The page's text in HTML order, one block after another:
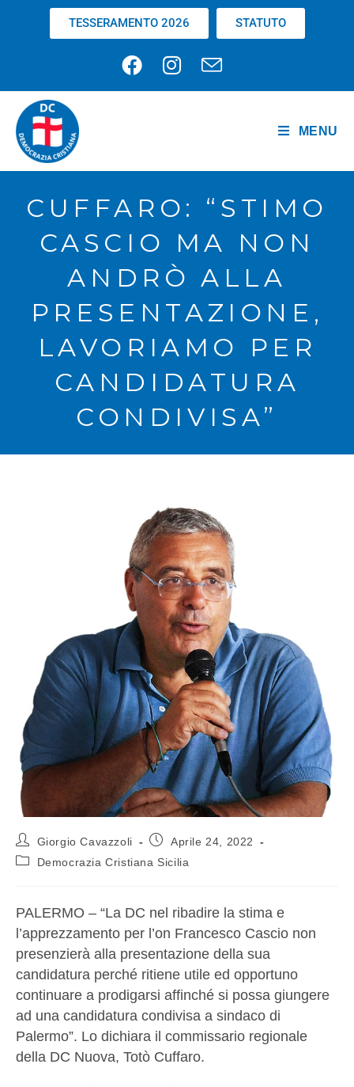
TESSERAMENTO 2026 STATUTO
MENU
CUFFARO: “STIMO
CASCIO MA NON
ANDRÒ ALLA
PRESENTAZIONE,
LAVORIAMO PER
CANDIDATURA
CONDIVISA”
Giorgio Cavazzoli
Aprile 24, 2022
Democrazia Cristiana Sicilia
PALERMO – “La DC nel ribadire la stima e
l’apprezzamento per l’on Francesco Cascio non
presenzierà alla presentazione della sua
candidatura perché ritiene utile ed opportuno
continuare a prodigarsi affinché si possa giungere
ad una candidatura condivisa a sindaco di
Palermo”. Lo dichiara il commissario regionale
della DC Nuova, Totò Cuffaro.